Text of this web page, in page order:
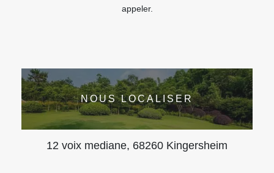
appeler.
NOUS LOCALISER
12 voix mediane, 68260 Kingersheim